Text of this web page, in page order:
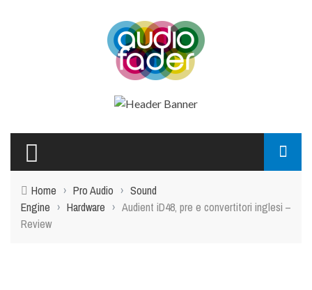
Home › Pro Audio › Sound
Engine › Hardware › Audient iD48, pre e convertitori inglesi –
Review